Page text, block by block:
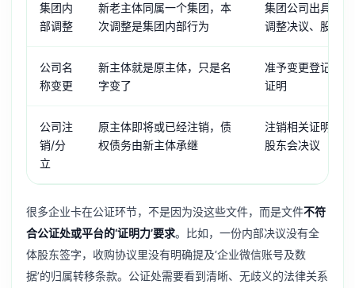
集团内
部调整
新老主体同属一个集团，本
次调整是集团内部行为
集团公司出具的
调整决议、股权
公司名
称变更
新主体就是原主体，只是名
字变了
准予变更登记通
证明
公司注
销/分
立
原主体即将或已经注销，债
权债务由新主体承继
注销相关证明、
股东会决议
很多企业卡在公证环节，不是因为没这些文件，而是文件不符
合公证处或平台的‘证明力’要求。比如，一份内部决议没有全
体股东签字，收购协议里没有明确提及‘企业微信账号及数
据’的归属转移条款。公证处需要看到清晰、无歧义的法律关系